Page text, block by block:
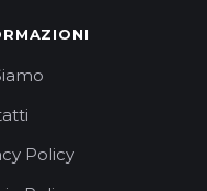
Policy